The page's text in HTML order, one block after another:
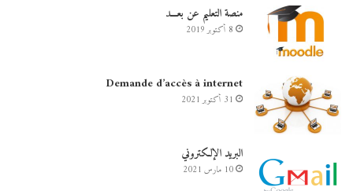
منصة التعليم عن بعـــد
8 أكتوبر 2019
Demande d’accès à internet
31 أكتوبر 2021
البريد الإلكتروني
10 مارس 2021